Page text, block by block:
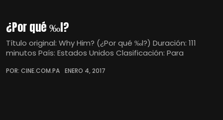
¿Por qué ‰l?
Título original: Why Him? (¿Por qué ‰l?) Duración: 111
minutos País: Estados Unidos Clasificación: Para
POR: CINE.COM.PA ENERO 4, 2017